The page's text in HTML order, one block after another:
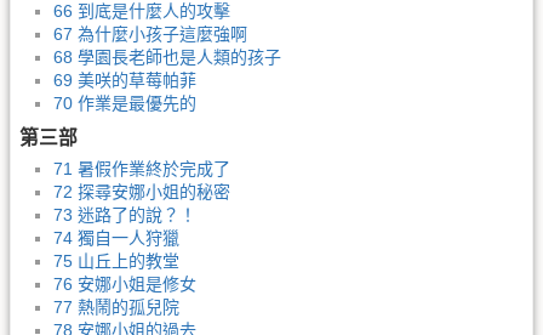
66 到底是什麼人的攻擊
67 為什麼小孩子這麼強啊
68 學園長老師也是人類的孩子
69 美咲的草莓帕菲
70 作業是最優先的
第三部
71 暑假作業終於完成了
72 探尋安娜小姐的秘密
73 迷路了的說？！
74 獨自一人狩獵
75 山丘上的教堂
76 安娜小姐是修女
77 熱鬧的孤兒院
78 安娜小姐的過去